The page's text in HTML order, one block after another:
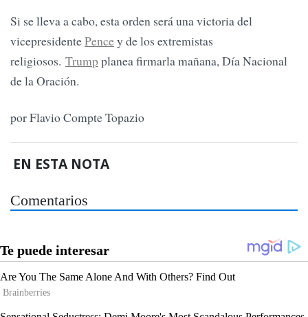
Si se lleva a cabo, esta orden será una victoria del
vicepresidentePencey de los extremistas
religiosos. Trumpplanea firmarla mañana, Día Nacional
de la Oración.
por Flavio Compte Topazio
EN ESTA NOTA
Comentarios